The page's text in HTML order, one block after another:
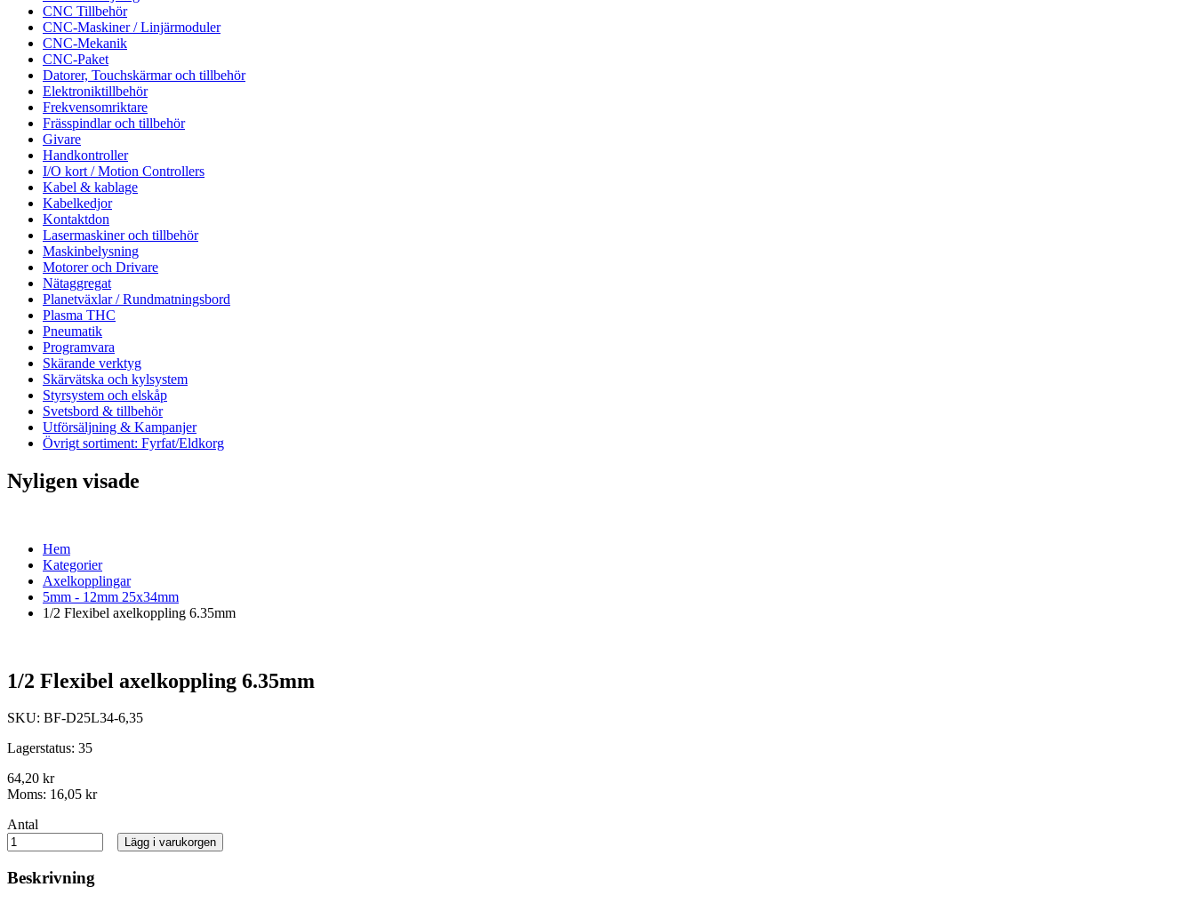
CNC Tillbehör
CNC-Maskiner / Linjärmoduler
CNC-Mekanik
CNC-Paket
Datorer, Touchskärmar och tillbehör
Elektroniktillbehör
Frekvensomriktare
Frässpindlar och tillbehör
Givare
Handkontroller
I/O kort / Motion Controllers
Kabel & kablage
Kabelkedjor
Kontaktdon
Lasermaskiner och tillbehör
Maskinbelysning
Motorer och Drivare
Nätaggregat
Planetväxlar / Rundmatningsbord
Plasma THC
Pneumatik
Programvara
Skärande verktyg
Skärvätska och kylsystem
Styrsystem och elskåp
Svetsbord & tillbehör
Utförsäljning & Kampanjer
Övrigt sortiment: Fyrfat/Eldkorg
Nyligen visade
Hem
Kategorier
Axelkopplingar
5mm - 12mm 25x34mm
1/2 Flexibel axelkoppling 6.35mm
1/2 Flexibel axelkoppling 6.35mm
SKU: BF-D25L34-6,35
Lagerstatus: 35
64,20 kr
Moms: 16,05 kr
Antal
Lägg i varukorgen
Beskrivning